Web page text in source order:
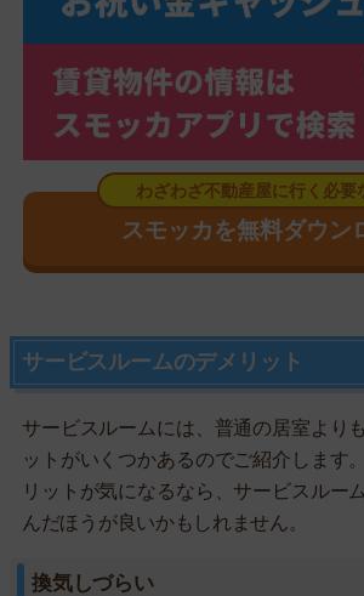
スモッカを無料ダウン
サービスルームのデメリット
サービスルームには、普通の居室より
ットがいくつかあるのでご紹介します
リットが気になるなら、サービスルー
んだほうが良いかもしれません。
換気しづらい